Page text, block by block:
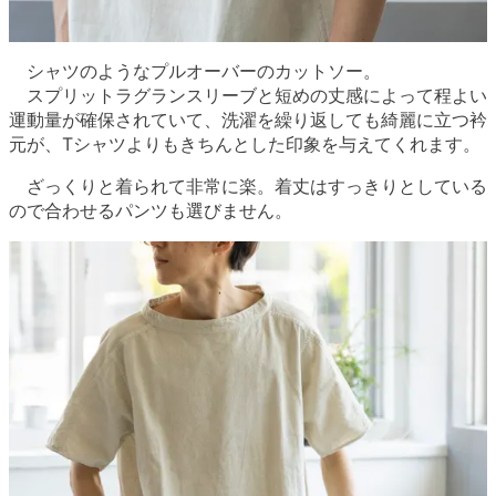
シャツのようなプルオーバーのカットソー。
スプリットラグランスリーブと短めの丈感によって程よい
運動量が確保されていて、洗濯を繰り返しても綺麗に立つ衿
元が、Tシャツよりもきちんとした印象を与えてくれます。
ざっくりと着られて非常に楽。着丈はすっきりとしている
ので合わせるパンツも選びません。